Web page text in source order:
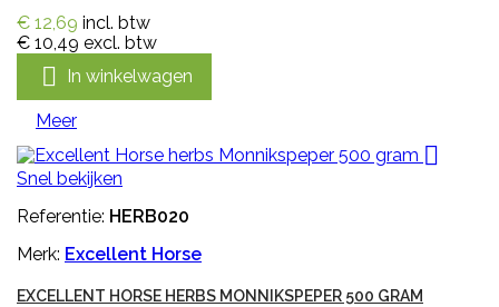
€ 12,69 incl. btw
€ 10,49 excl. btw
 In winkelwagen
Meer

Snel bekijken
Referentie: HERB020
Merk: Excellent Horse
EXCELLENT HORSE HERBS MONNIKSPEPER 500 GRAM